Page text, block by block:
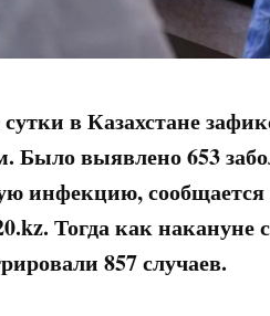
в Казахстане
Было выявлено 653
инфекцию,
Тогда как накануне
857 случаев.